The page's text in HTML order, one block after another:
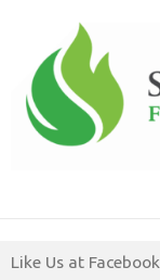
Like Us at Facebook